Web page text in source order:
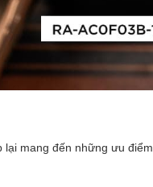
mang đến những ưu